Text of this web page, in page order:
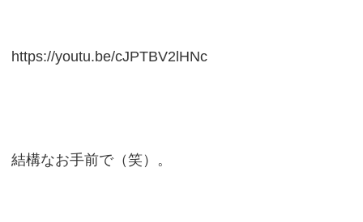
https://youtu.be/cJPTBV2lHNc
結構なお手前で（笑）。